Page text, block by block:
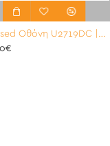
Dell used Οθόνη U2719DC |HDMI,DISPLAYPORT|27|2K|IPS LED|GA-